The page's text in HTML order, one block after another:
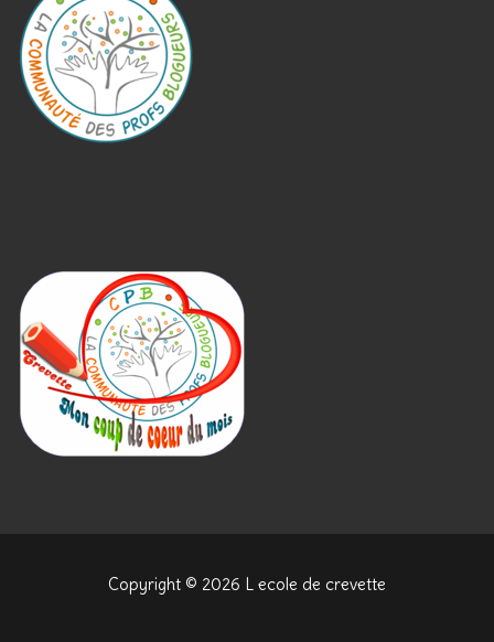
Copyright © 2026 L ecole de crevette